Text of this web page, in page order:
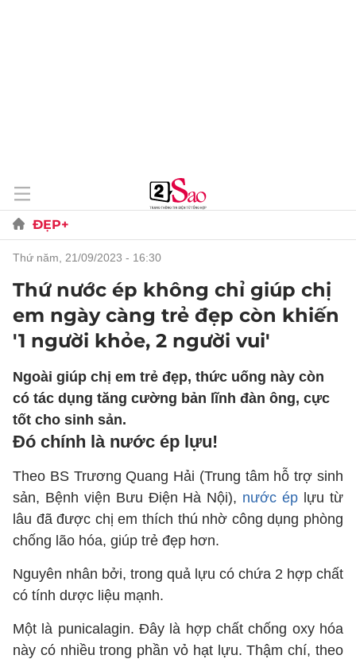
ĐẸP+
thứ năm, 21/09/2023 - 16:30
Thứ nước ép không chỉ giúp chị
em ngày càng trẻ đẹp còn khiến
'1 người khỏe, 2 người vui'
Ngoài giúp chị em trẻ đẹp, thức uống này còn
có tác dụng tăng cường bản lĩnh đàn ông, cực
tốt cho sinh sản.
Đó chính là nước ép lựu!
Theo BS Trương Quang Hải (Trung tâm hỗ trợ sinh
sản, Bệnh viện Bưu Điện Hà Nội), nước ép lựu từ
lâu đã được chị em thích thú nhờ công dụng phòng
chống lão hóa, giúp trẻ đẹp hơn.
Nguyên nhân bởi, trong quả lựu có chứa 2 hợp chất
có tính dược liệu mạnh.
Một là punicalagin. Đây là hợp chất chống oxy hóa
này có nhiều trong phần vỏ hạt lựu. Thậm chí, theo